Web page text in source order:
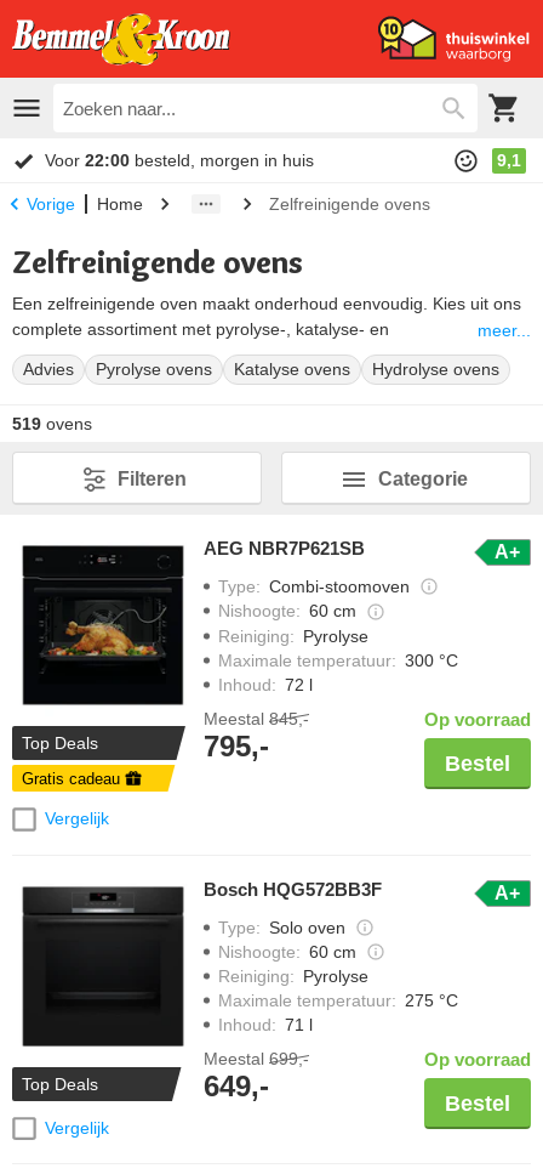
Voor 22:00 besteld, morgen in huis 9,1
Vorige Home Zelfreinigende ovens
Zelfreinigende ovens
Een zelfreinigende oven maakt onderhoud eenvoudig. Kies uit ons
complete assortiment met pyrolyse-, katalyse- en
hydrolysemodellen en vind de oven die past bij jouw keuken en
kookstijl.
meer...
Advies Pyrolyse ovens Katalyse ovens Hydrolyse ovens
519 ovens
Categorie
Filteren
Top Deals
Gratis cadeau
Vergelijk
AEG NBR7P621SB A+
Type: Combi-stoomoven
Nishoogte: 60 cm
Reiniging: Pyrolyse
Maximale temperatuur: 300 °C
Inhoud: 72 l
Meestal 845,-
795,-
Op voorraad
Bestel
Top Deals
Vergelijk
Bosch HQG572BB3F A+
Type: Solo oven
Nishoogte: 60 cm
Reiniging: Pyrolyse
Maximale temperatuur: 275 °C
Inhoud: 71 l
Meestal 699,-
649,-
Op voorraad
Bestel